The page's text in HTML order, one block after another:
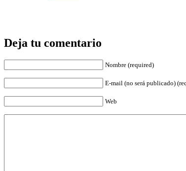
Deja tu comentario
Nombre (required)
E-mail (no será publicado)
Web